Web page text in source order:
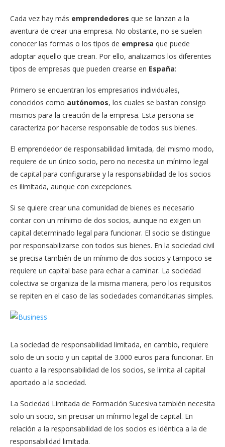
Cada vez hay más emprendedores que se lanzan a la
aventura de crear una empresa. No obstante, no se suelen
conocer las formas o los tipos de empresa que puede
adoptar aquello que crean. Por ello, analizamos los diferentes
tipos de empresas que pueden crearse en España:
Primero se encuentran los empresarios individuales,
conocidos como autónomos, los cuales se bastan consigo
mismos para la creación de la empresa. Esta persona se
caracteriza por hacerse responsable de todos sus bienes.
El emprendedor de responsabilidad limitada, del mismo modo,
requiere de un único socio, pero no necesita un mínimo legal
de capital para configurarse y la responsabilidad de los socios
es ilimitada, aunque con excepciones.
Si se quiere crear una comunidad de bienes es necesario
contar con un mínimo de dos socios, aunque no exigen un
capital determinado legal para funcionar. El socio se distingue
por responsabilizarse con todos sus bienes. En la sociedad civil
se precisa también de un mínimo de dos socios y tampoco se
requiere un capital base para echar a caminar. La sociedad
colectiva se organiza de la misma manera, pero los requisitos
se repiten en el caso de las sociedades comanditarias simples.
La sociedad de responsabilidad limitada, en cambio, requiere
solo de un socio y un capital de 3.000 euros para funcionar. En
cuanto a la responsabilidad de los socios, se limita al capital
aportado a la sociedad.
La Sociedad Limitada de Formación Sucesiva también necesita
solo un socio, sin precisar un mínimo legal de capital. En
relación a la responsabilidad de los socios es idéntica a la de
responsabilidad limitada.